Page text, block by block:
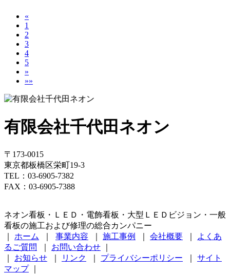
«
1
2
3
4
5
»
»»
有限会社千代田ネオン
〒173-0015
東京都板橋区栄町19-3
TEL：03-6905-7382
FAX：03-6905-7388
ネオン看板・ＬＥＤ・電飾看板・大型ＬＥＤビジョン・一般
看板の施工および修理の総合カンパニー
ホーム 事業内容 施工事例 会社概要
よくあ
るご質問
お問い合わせ
お知らせ リンク プライバシーポリシー
サイト
マップ｜